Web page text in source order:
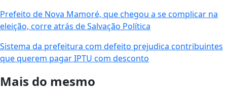
Prefeito de Nova Mamoré, que chegou a se complicar na
eleição, corre atrás de Salvação Política
Sistema da prefeitura com defeito prejudica contribuintes
que querem pagar IPTU com desconto
Mais do mesmo